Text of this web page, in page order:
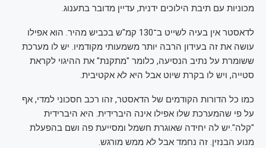
מכוניות עם תיבת הילוכים ידנית, עדיין מדובר בתענוג.
לדאסטר אין בעיה לשייט ב־130 קמ"ש בכביש מהיר. הוא אפילו
עושה את זה בעידון הרבה יותר משמעותי מקודמיו. יש לו מערכת
ששומרת על נתיב הנסיעה, כלומר "מתקנת" את ההיגוי לקראת
סטייה, ויש לו בקרת שיוט אבל היא לא אקטיבית.
כמו כל הדורות הקודמים של הדאסטר, זהו רכב חסכוני למדי, אף
על פי שהמערכת שלו אפילו אינה היברידית. היא היברידית
"קלה".יש לה יחידה שאוגרת חשמל ומסייעת פה ושם בהפעלת
מנוע הבנזין. זה נחמד אבל לא ממש מורגש.